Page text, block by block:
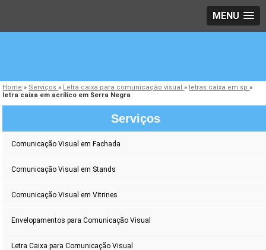
MENU
Home » Serviços» Letra caixa para comunicação visual» letras caixa em sp»
letra caixa em acrílico em Serra Negra
Serviços
Comunicação Visual em Fachada
Comunicação Visual em Stands
Comunicação Visual em Vitrines
Envelopamentos para Comunicação Visual
Letra Caixa para Comunicação Visual